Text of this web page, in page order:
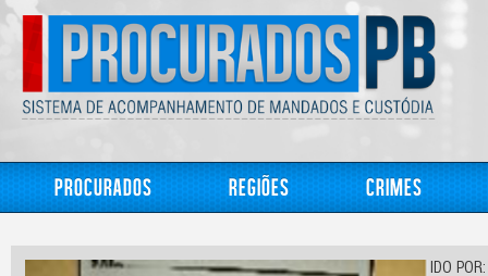
Procurados Regiões Crimes
CONHECIDO POR: